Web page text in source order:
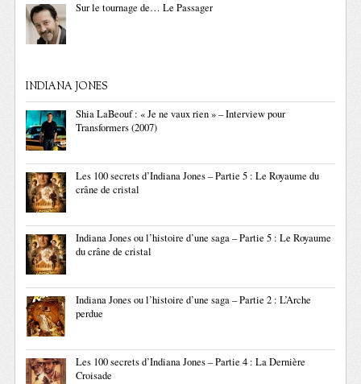
Sur le tournage de… Le Passager
INDIANA JONES
Shia LaBeouf : « Je ne vaux rien » – Interview pour
Transformers (2007)
Les 100 secrets d’Indiana Jones – Partie 5 : Le Royaume du
crâne de cristal
Indiana Jones ou l’histoire d’une saga – Partie 5 : Le Royaume
du crâne de cristal
Indiana Jones ou l’histoire d’une saga – Partie 2 : L’Arche
perdue
Les 100 secrets d’Indiana Jones – Partie 4 : La Dernière
Croisade